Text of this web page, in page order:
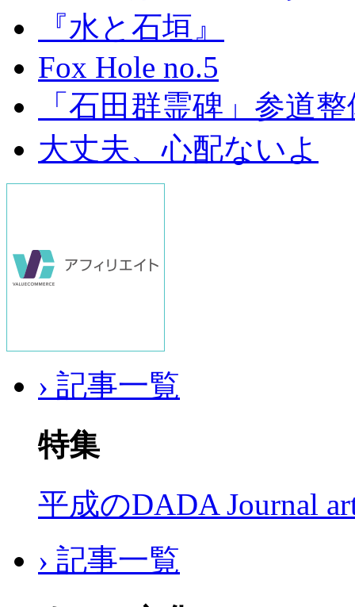
『水と石垣』
Fox Hole no.5
「石田群霊碑」参道
大丈夫、心配ないよ
› 記事一覧
特集
平成のDADA Journal
› 記事一覧